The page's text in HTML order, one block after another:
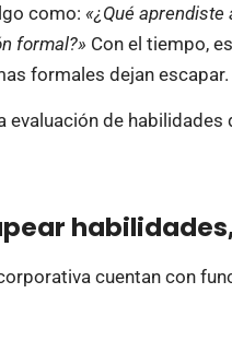
como: «¿Qué
formal?» Con el tiempo,
formales dejan escapar.
evaluación de
cuentan con